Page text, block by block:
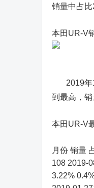
销量中占比
本田UR-V
2019年
到最高，销
本田UR-V
月份 销量
108 2019-
3.22%